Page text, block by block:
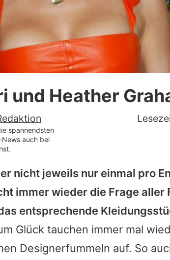
Team
Redaktionelle Richtlinien
Impressum
Datenschutzerklärung
Nutzungsbedingungen
Utiq verwalten
und Heather
spannendsten
News auch bei
nicht jeweils nur einmal pro
immer wieder die Frage aller
entsprechende
Glück tauchen immer mal
Designerfummeln auf. So